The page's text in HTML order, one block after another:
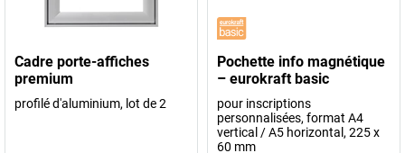
Cadre porte-affiches
premium
profilé d'aluminium, lot de 2
Pochette info magnétique
– eurokraft basic
pour inscriptions
personnalisées, format A4
vertical / A5 horizontal, 225 x
60 mm